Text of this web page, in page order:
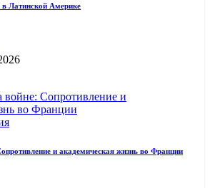
Латинской Америке
и академическая жизнь во Франции